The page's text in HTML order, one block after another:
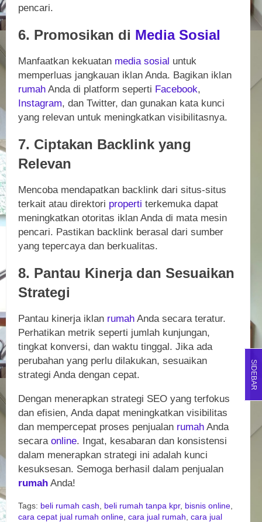
pencari.
6. Promosikan di Media Sosial
Manfaatkan kekuatan media sosial untuk
memperluas jangkauan iklan Anda. Bagikan iklan
rumah Anda di platform seperti Facebook,
Instagram, dan Twitter, dan gunakan kata kunci
yang relevan untuk meningkatkan visibilitasnya.
7. Ciptakan Backlink yang
Relevan
Mencoba mendapatkan backlink dari situs-situs
terkait atau direktori properti terkemuka dapat
meningkatkan otoritas iklan Anda di mata mesin
pencari. Pastikan backlink berasal dari sumber
yang tepercaya dan berkualitas.
8. Pantau Kinerja dan Sesuaikan
Strategi
Pantau kinerja iklan rumah Anda secara teratur.
Perhatikan metrik seperti jumlah kunjungan,
tingkat konversi, dan waktu tinggal. Jika ada
perubahan yang perlu dilakukan, sesuaikan
strategi Anda dengan cepat.
Dengan menerapkan strategi SEO yang terfokus
dan efisien, Anda dapat meningkatkan visibilitas
dan mempercepat proses penjualan rumah Anda
secara online. Ingat, kesabaran dan konsistensi
dalam menerapkan strategi ini adalah kunci
kesuksesan. Semoga berhasil dalam penjualan
rumah Anda!
Tags: beli rumah cash, beli rumah tanpa kpr, bisnis online,
cara cepat jual rumah online, cara jual rumah, cara jual
SIDEBAR